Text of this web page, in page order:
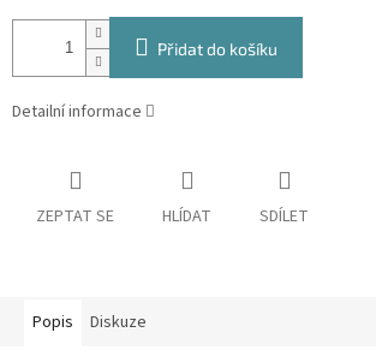
Přidat do košíku
Detailní informace
ZEPTAT SE HLÍDAT SDÍLET
Popis Diskuze